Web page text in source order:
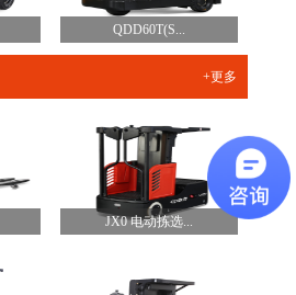
QDD60T(S...
+更多
JX0 电动拣选...